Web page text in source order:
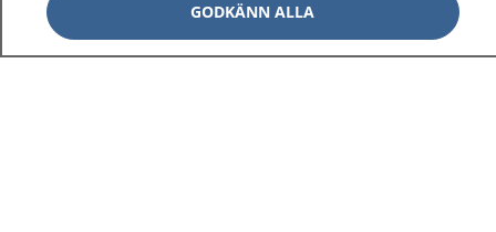
Kontakt Visa
GODKÄNN ALLA